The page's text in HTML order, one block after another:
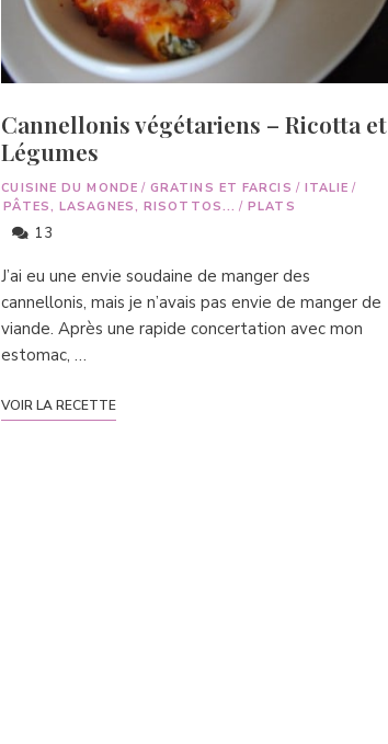
Cannellonis végétariens – Ricotta et
Légumes
CUISINE DU MONDE / GRATINS ET FARCIS / ITALIE /
PÂTES, LASAGNES, RISOTTOS... / PLATS
13
J’ai eu une envie soudaine de manger des
cannellonis, mais je n’avais pas envie de manger de
viande. Après une rapide concertation avec mon
estomac, …
VOIR LA RECETTE